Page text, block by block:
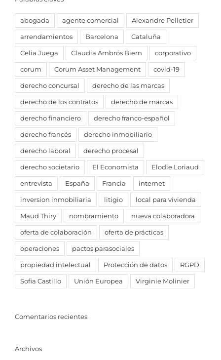
abogada agente comercial Alexandre Pelletier
arrendamientos Barcelona Cataluña
Celia Juega Claudia Ambrós Biern corporativo
corum Corum Asset Management covid-19
derecho concursal derecho de las marcas
derecho de los contratos derecho de marcas
derecho financiero derecho franco-español
derecho francés derecho inmobiliario
derecho laboral derecho procesal
derecho societario El Economista Elodie Loriaud
entrevista España Francia internet
inversion inmobiliaria litigio local para vivienda
Maud Thiry nombramiento nueva colaboradora
oferta de colaboración oferta de prácticas
operaciones pactos parasociales
propiedad intelectual Protección de datos RGPD
Sofia Castillo Unión Europea Virginie Molinier
Comentarios recientes
Archivos